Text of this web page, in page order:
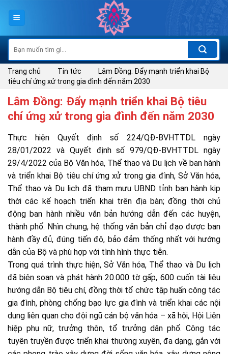
kiếm:
Trang chủ Tin tức
Lâm Đồng: Đẩy mạnh triển khai Bộ
tiêu chí ứng xử trong gia đình đến năm 2030
Lâm Đồng: Đẩy mạnh triển khai Bộ tiêu
chí ứng xử trong gia đình đến năm 2030
Thực hiện Quyết định số 224/QĐ-BVHTTDL ngày
28/01/2022 và Quyết định số 979/QĐ-BVHTTDL ngày
29/4/2022 của Bộ Văn hóa, Thể thao và Du lịch về ban hành
và triển khai Bộ tiêu chí ứng xử trong gia đình, Sở Văn hóa,
Thể thao và Du lịch đã tham mưu UBND tỉnh ban hành kịp
thời các kế hoạch triển khai trên địa bàn; đồng thời chủ
động ban hành nhiều văn bản hướng dẫn đến các huyện,
thành phố. Nhìn chung, hệ thống văn bản chỉ đạo được ban
hành đầy đủ, đúng tiến độ, bảo đảm thống nhất với hướng
dẫn của Bộ và phù hợp với tình hình thực tiễn.
Trong quá trình thực hiện, Sở Văn hóa, Thể thao và Du lịch
đã biên soạn và phát hành 20.000 tờ gấp, 600 cuốn tài liệu
hướng dẫn Bộ tiêu chí, đồng thời tổ chức tập huấn công tác
gia đình, phòng chống bạo lực gia đình và triển khai các nội
dung liên quan cho đội ngũ cán bộ văn hóa – xã hội, Hội Liên
hiệp phụ nữ, trưởng thôn, tổ trưởng dân phố. Công tác
tuyên truyền được triển khai thường xuyên, đa dạng, gắn với